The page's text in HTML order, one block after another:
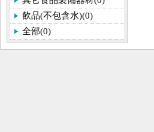
飲品(不包含水)(0)
全部(0)